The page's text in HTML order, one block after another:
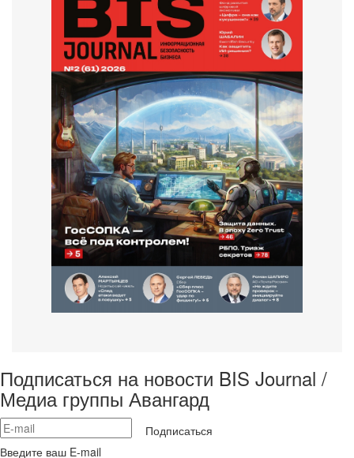
Подписаться на новости BIS Journal /
Медиа группы Авангард
Подписаться
Введите ваш E-mail